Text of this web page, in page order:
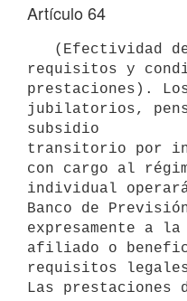
Artículo 64
requisitos y
prestaciones).
jubilatorios,
subsidio
transitorio por
con cargo al
individual
Banco de
expresamente a la
afiliado o
requisitos
Las prestaciones